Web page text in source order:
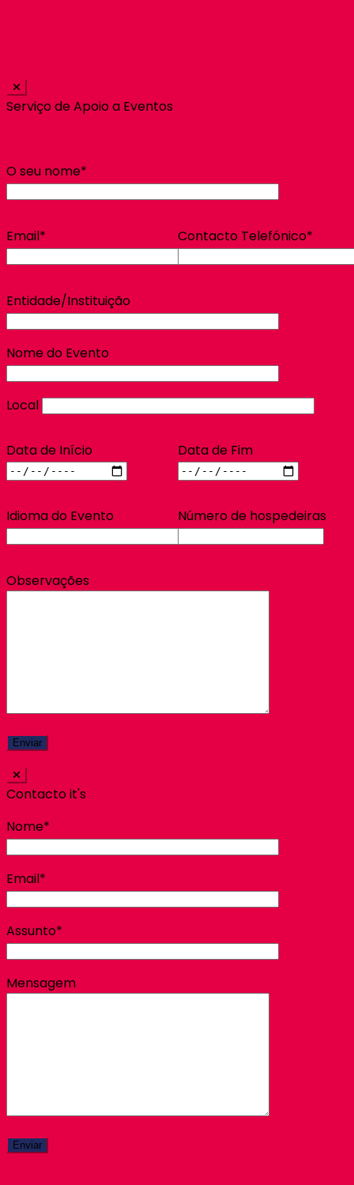
Serviço de Apoio a Eventos
O seu nome*
Email* Contacto Telefónico*
Entidade/Instituição
Nome do Evento
Local
Data de Início Data de Fim
Idioma do Evento Número de hospedeiras
Observações
Contacto it's
Nome*
Email*
Assunto*
Mensagem